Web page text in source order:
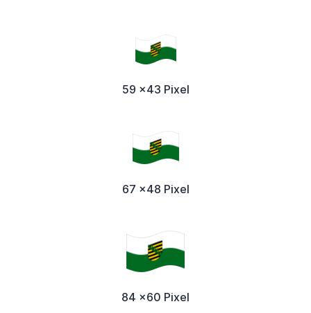
59 x43 Pixel
67 x48 Pixel
84 x60 Pixel